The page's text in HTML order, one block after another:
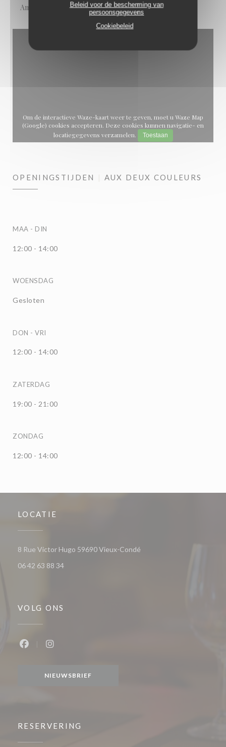
Beleid voor de bescherming van
persoonsgegevens
Cookiebeleid
American Express, Debetkaart
Om de interactieve Waze-kaart weer te geven, moet u Waze Map
(Google) cookies accepteren. Deze cookies kunnen navigatie- en
locatiegegevens verzamelen.
Toestaan
OPENINGSTIJDEN AUX DEUX COULEURS
MAA - DIN
12:00 - 14:00
WOENSDAG
Gesloten
DON - VRI
12:00 - 14:00
ZATERDAG
19:00 - 21:00
ZONDAG
12:00 - 14:00
LOCATIE
8 Rue Victor Hugo 59690 Vieux-Condé
06 42 63 88 34
VOLG ONS
NIEUWSBRIEF
RESERVERING